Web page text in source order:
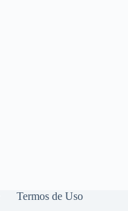
Termos de Uso